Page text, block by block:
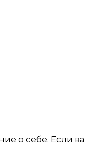
о себе. Если